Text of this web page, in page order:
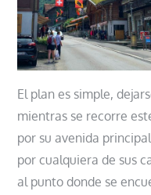
El plan es simple,
mientras se recorre
por su avenida
por cualquiera de sus
al punto donde se